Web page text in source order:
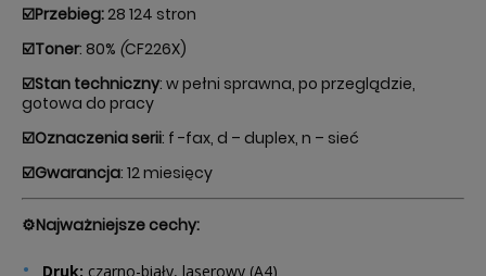
☑️Przebieg:28 124 stron
☑️Toner: 80% (CF226X)
☑️Stan techniczny: w pełni sprawna, po przeglądzie,
gotowa do pracy
☑️Oznaczenia serii: f -fax, d – duplex, n – sieć
☑️Gwarancja: 12 miesięcy
⚙️Najważniejsze cechy:
Druk: czarno-biały, laserowy (A4)